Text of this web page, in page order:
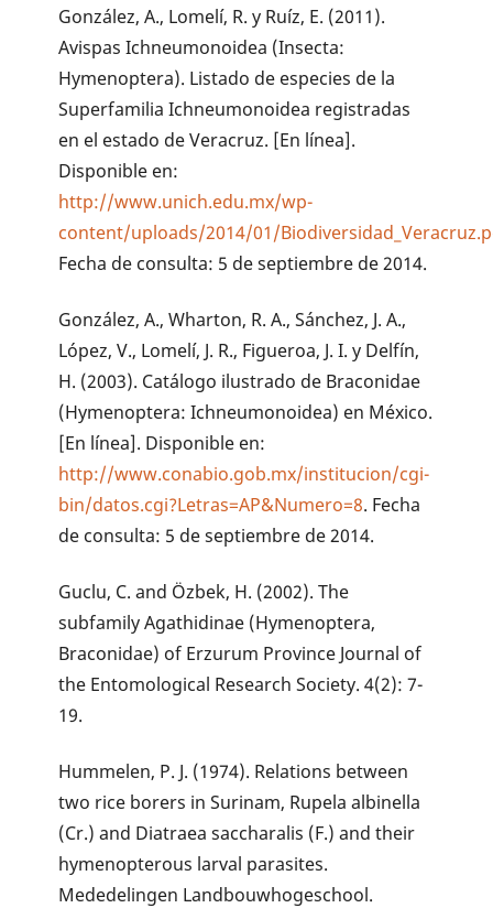
González, A., Lomelí, R. y Ruíz, E. (2011).
Avispas Ichneumonoidea (Insecta:
Hymenoptera). Listado de especies de la
Superfamilia Ichneumonoidea registradas
en el estado de Veracruz. [En línea].
Disponible en:
http://www.unich.edu.mx/wp-
content/uploads/2014/01/
Fecha de consulta: 5 de septiembre de 2014.
González, A., Wharton, R. A., Sánchez, J. A.,
López, V., Lomelí, J. R., Figueroa, J. I. y Delfín,
H. (2003). Catálogo ilustrado de Braconidae
(Hymenoptera: Ichneumonoidea) en México.
[En línea]. Disponible en:
http://www.conabio.gob.mx/institucion/cgi-
bin/datos.cgi?Letras=AP&Numero=8. Fecha
de consulta: 5 de septiembre de 2014.
Guclu, C. and Özbek, H. (2002). The
subfamily Agathidinae (Hymenoptera,
Braconidae) of Erzurum Province Journal of
the Entomological Research Society. 4(2): 7-
19.
Hummelen, P. J. (1974). Relations between
two rice borers in Surinam, Rupela albinella
(Cr.) and Diatraea saccharalis (F.) and their
hymenopterous larval parasites.
Mededelingen Landbouwhogeschool.